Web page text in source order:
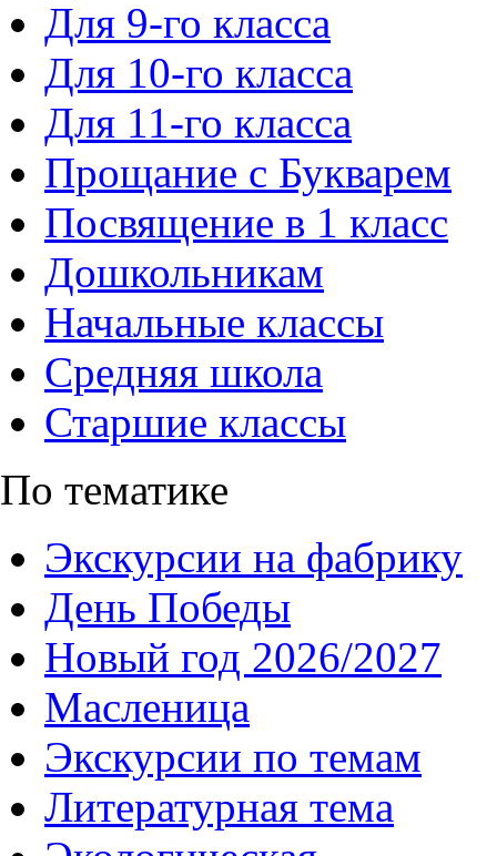
Для 9-го класса
Для 10-го класса
Для 11-го класса
Прощание с Букварем
Посвящение в 1 класс
Дошкольникам
Начальные классы
Средняя школа
Старшие классы
По тематике
Экскурсии на фабрику
День Победы
Новый год 2026/2027
Масленица
Экскурсии по темам
Литературная тема